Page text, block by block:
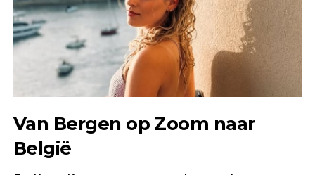
Van Bergen op Zoom naar
België